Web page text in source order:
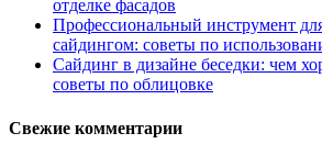
отделке фасадов
Профессиональный инструмент
сайдингом: советы по
Сайдинг в дизайне беседки: чем
советы по облицовке
Свежие комментарии